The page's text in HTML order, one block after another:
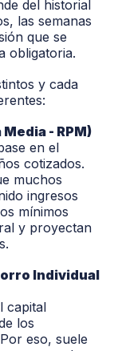
del historial
las semanas
que se
obligatoria.
y cada
- RPM)
en el
cotizados.
muchos
ingresos
mínimos
y proyectan
Individual
capital
los
eso, suele